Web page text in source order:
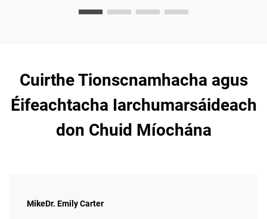
antimicribh. Díreach don tuiscint faoi théacsanna
Cuirthe Tionscnamhacha agus
Éifeachtacha Iarchumarsáideach
don Chuid Míochána
MikeDr. Emily Carter